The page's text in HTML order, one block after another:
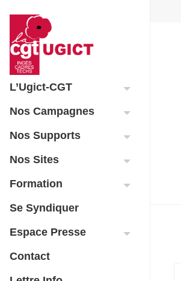
L’Ugict-CGT
Nos Campagnes
Nos Supports
Nos Sites
Formation
Se Syndiquer
Espace Presse
Contact